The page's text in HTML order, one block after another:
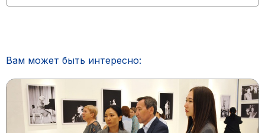
Вам может быть интересно: